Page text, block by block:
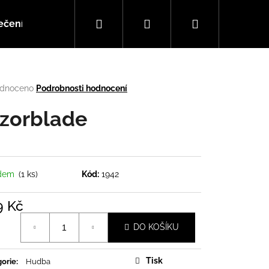
Hudba
Hledat PřihlášeníNákupní
Podrobnosti hodnocení
(1 ks) Kód: 1942
Kč
DO KOŠÍKU
: Hudba
Tisk
Následující